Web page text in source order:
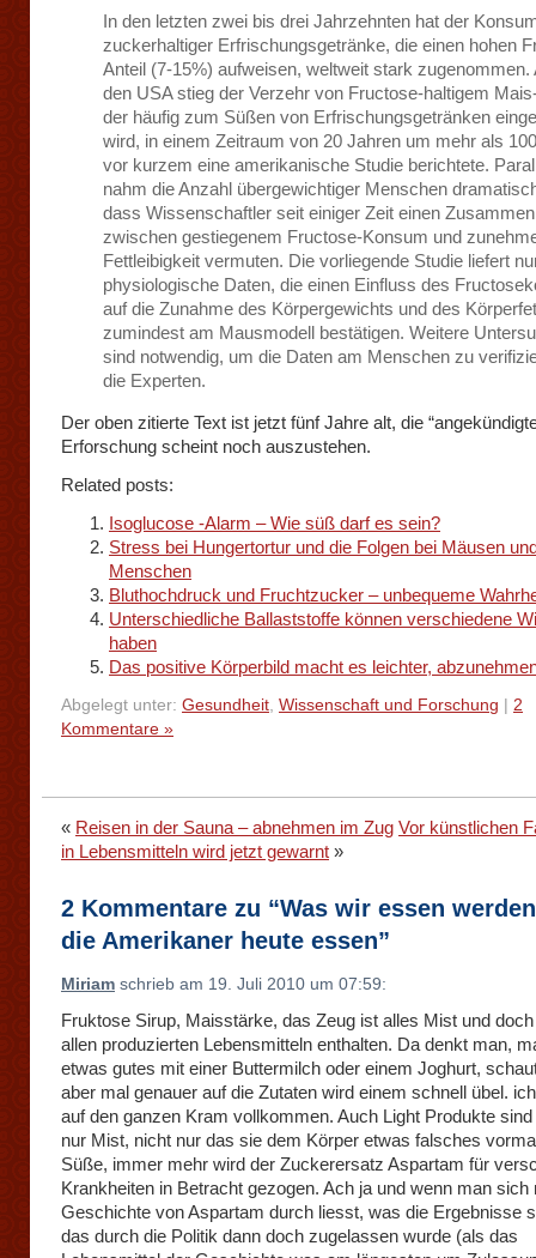
In den letzten zwei bis drei Jahrzehnten hat der
zuckerhaltiger Erfrischungsgetränke, die einen hohen
Anteil (7-15%) aufweisen, weltweit stark zugenommen.
den USA stieg der Verzehr von Fructose-haltigem
der häufig zum Süßen von Erfrischungsgetränken
wird, in einem Zeitraum von 20 Jahren um mehr als
vor kurzem eine amerikanische Studie berichtete.
nahm die Anzahl übergewichtiger Menschen
dass Wissenschaftler seit einiger Zeit einen
zwischen gestiegenem Fructose-Konsum und
Fettleibigkeit vermuten. Die vorliegende Studie liefert
physiologische Daten, die einen Einfluss des
auf die Zunahme des Körpergewichts und des
zumindest am Mausmodell bestätigen. Weitere
sind notwendig, um die Daten am Menschen zu
die Experten.
Der oben zitierte Text ist jetzt fünf Jahre alt, die
Erforschung scheint noch auszustehen.
Related posts:
Isoglucose -Alarm – Wie süß darf es sein?
Stress bei Hungertortur und die Folgen bei Mäusen
Menschen
Bluthochdruck und Fruchtzucker – unbequeme
Unterschiedliche Ballaststoffe können verschiedene
haben
Das positive Körperbild macht es leichter,
Abgelegt unter: Gesundheit, Wissenschaft und Forschung
2
Kommentare »
« Reisen in der Sauna – abnehmen im Zug Vor künstlichen
in Lebensmitteln wird jetzt gewarnt »
2 Kommentare zu “Was wir essen
die Amerikaner heute essen”
Miriam schrieb am 19. Juli 2010 um 07:59:
Fruktose Sirup, Maisstärke, das Zeug ist alles Mist und
allen produzierten Lebensmitteln enthalten. Da denkt man,
etwas gutes mit einer Buttermilch oder einem Joghurt,
aber mal genauer auf die Zutaten wird einem schnell übel.
auf den ganzen Kram vollkommen. Auch Light Produkte
nur Mist, nicht nur das sie dem Körper etwas falsches
Süße, immer mehr wird der Zuckerersatz Aspartam für
Krankheiten in Betracht gezogen. Ach ja und wenn man sich
Geschichte von Aspartam durch liesst, was die Ergebnisse
das durch die Politik dann doch zugelassen wurde (als das